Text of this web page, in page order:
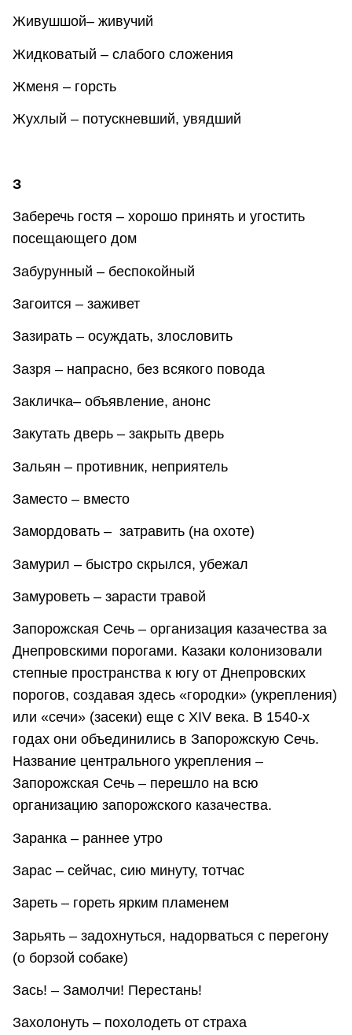
Живушшой– живучий
Жидковатый – слабого сложения
Жменя – горсть
Жухлый – потускневший, увядший
З
Заберечь гостя – хорошо принять и угостить
посещающего дом
Забурунный – беспокойный
Загоится – заживет
Зазирать – осуждать, злословить
Зазря – напрасно, без всякого повода
Закличка– объявление, анонс
Закутать дверь – закрыть дверь
Зальян – противник, неприятель
Заместо – вместо
Замордовать – затравить (на охоте)
Замурил – быстро скрылся, убежал
Замуроветь – зарасти травой
Запорожская Сечь – организация казачества за
Днепровскими порогами. Казаки колонизовали
степные пространства к югу от Днепровских
порогов, создавая здесь «городки» (укрепления)
или «сечи» (засеки) еще с ХIV века. В 1540-х
годах они объединились в Запорожскую Сечь.
Название центрального укрепления –
Запорожская Сечь – перешло на всю
организацию запорожского казачества.
Заранка – раннее утро
Зарас – сейчас, сию минуту, тотчас
Зареть – гореть ярким пламенем
Зарьять – задохнуться, надорваться с перегону
(о борзой собаке)
Зась! – Замолчи! Перестань!
Захолонуть – похолодеть от страха